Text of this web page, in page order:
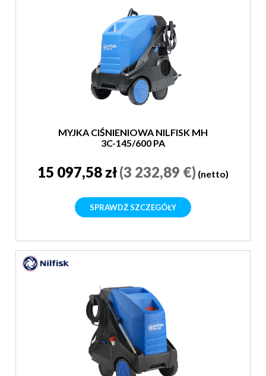
MYJKA CIŚNIENIOWA NILFISK MH
3C-145/600 PA
15 097,58 zł(3 232,89 €) (netto)
SPRAWDŹ SZCZEGÓŁY